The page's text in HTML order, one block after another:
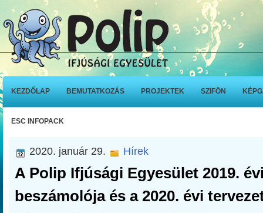
KEZDŐLAP BEMUTATKOZÁS PROJEKTEK SZIFÖN
ESC INFOPACK
2020. január 29. Hírek
A Polip Ifjúsági Egyesület 2019.
beszámolója és a 2020. évi